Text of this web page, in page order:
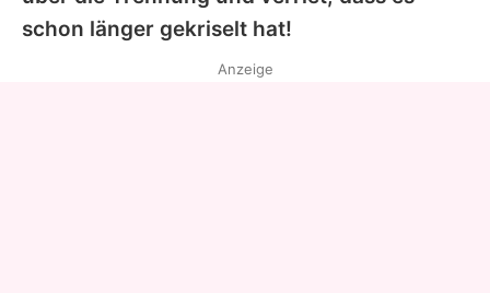
schon länger gekriselt hat!
Anzeige